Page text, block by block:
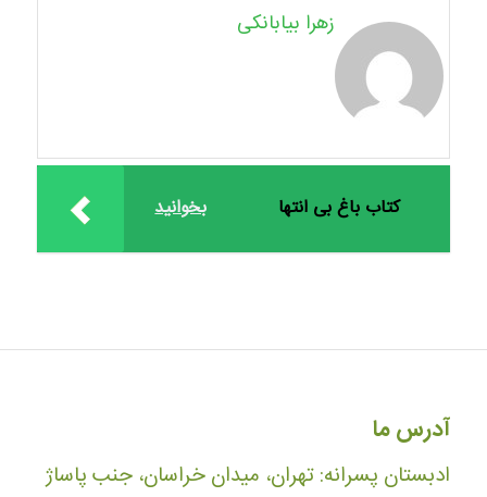
زهرا بیابانکی
بخوانید کتاب باغ بی انتها
آدرس ما
ادبستان پسرانه: تهران، میدان خراسان، جنب پاساژ